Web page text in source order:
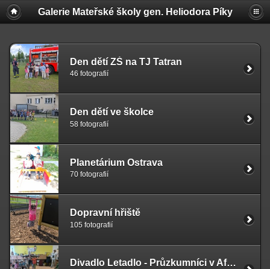
Galerie Mateřské školy gen. Heliodora Pí­ky
Den dětí ZŠ na TJ Tatran
46 fotografií
Den dětí ve školce
58 fotografií
Planetárium Ostrava
70 fotografií
Dopravní hřiště
105 fotografií
Divadlo Letadlo - Průzkumníci v Africe